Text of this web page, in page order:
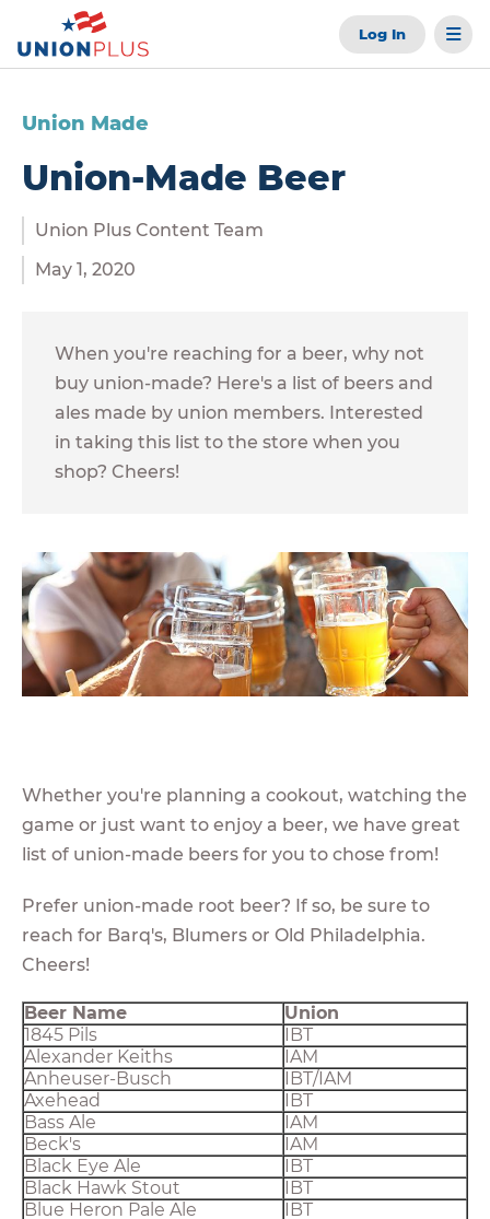
Log In
Union Made
Union-Made Beer
Union Plus Content Team
May 1, 2020
When you're reaching for a beer, why not
buy union-made? Here's a list of beers and
ales made by union members. Interested
in taking this list to the store when you
shop? Cheers!
Whether you're planning a cookout, watching the
game or just want to enjoy a beer, we have great
list of union-made beers for you to chose from!
Prefer union-made root beer? If so, be sure to
reach for Barq's, Blumers or Old Philadelphia.
Cheers!
Beer Name
Union
1845 Pils
IBT
Alexander Keiths
IAM
Anheuser-Busch
IBT/IAM
Axehead
IBT
Bass Ale
IAM
Beck's
IAM
Black Eye Ale
IBT
Black Hawk Stout
IBT
Blue Heron Pale Ale
IBT